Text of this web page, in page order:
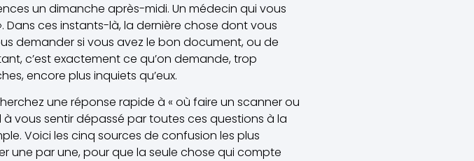
un dimanche après-midi. Un médecin qui vous
Dans ces instants-là, la dernière chose dont vous
demander si vous avez le bon document, ou de
c’est exactement ce qu’on demande, trop
encore plus inquiets qu’eux.
une réponse rapide à « où faire un scanner ou
à vous sentir dépassé par toutes ces questions à la
Voici les cinq sources de confusion les plus
une par une, pour que la seule chose qui compte